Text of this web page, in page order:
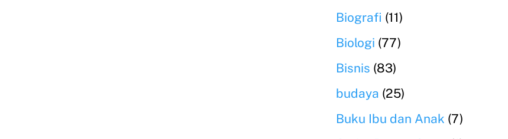
Biografi (11)
Biologi (77)
Bisnis (83)
budaya (25)
Buku Ibu dan Anak (7)